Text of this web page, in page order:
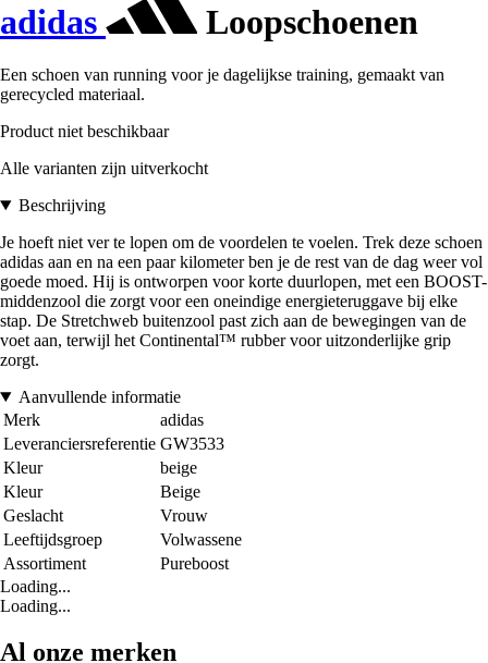
adidas Loopschoenen
Een schoen van running voor je dagelijkse training, gemaakt van
gerecycled materiaal.
Product niet beschikbaar
Alle varianten zijn uitverkocht
Beschrijving
Je hoeft niet ver te lopen om de voordelen te voelen. Trek deze schoen
adidas aan en na een paar kilometer ben je de rest van de dag weer vol
goede moed. Hij is ontworpen voor korte duurlopen, met een BOOST-
middenzool die zorgt voor een oneindige energieteruggave bij elke
stap. De Stretchweb buitenzool past zich aan de bewegingen van de
voet aan, terwijl het Continental™ rubber voor uitzonderlijke grip
zorgt.
Aanvullende informatie
Merk
adidas
Leveranciersreferentie GW3533
Kleur
beige
Kleur
Beige
Geslacht
Vrouw
Leeftijdsgroep
Volwassene
Assortiment
Pureboost
Loading...
Loading...
Al onze merken